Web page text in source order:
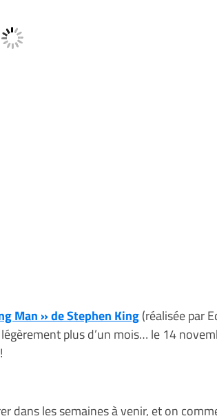
Man » de Stephen King(réalisée par
plus d’un mois… le 14
dans les semaines à venir, et on